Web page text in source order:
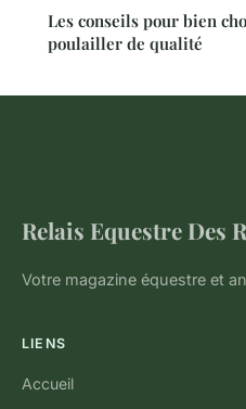
Les conseils pour bien
poulailler de qualité
Relais Equestre Des
Votre magazine équestre et
LIENS
Accueil